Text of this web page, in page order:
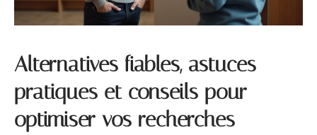
Alternatives fiables, astuces
pratiques et conseils pour
optimiser vos recherches